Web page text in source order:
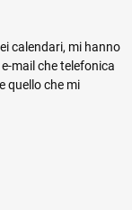
calendari, mi hanno
mail che telefonica
quello che mi